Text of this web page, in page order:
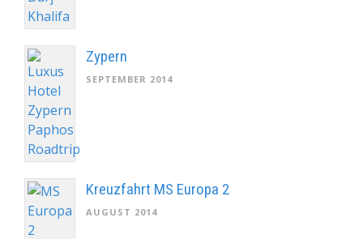
Zypern
SEPTEMBER 2014
Kreuzfahrt MS Europa 2
AUGUST 2014